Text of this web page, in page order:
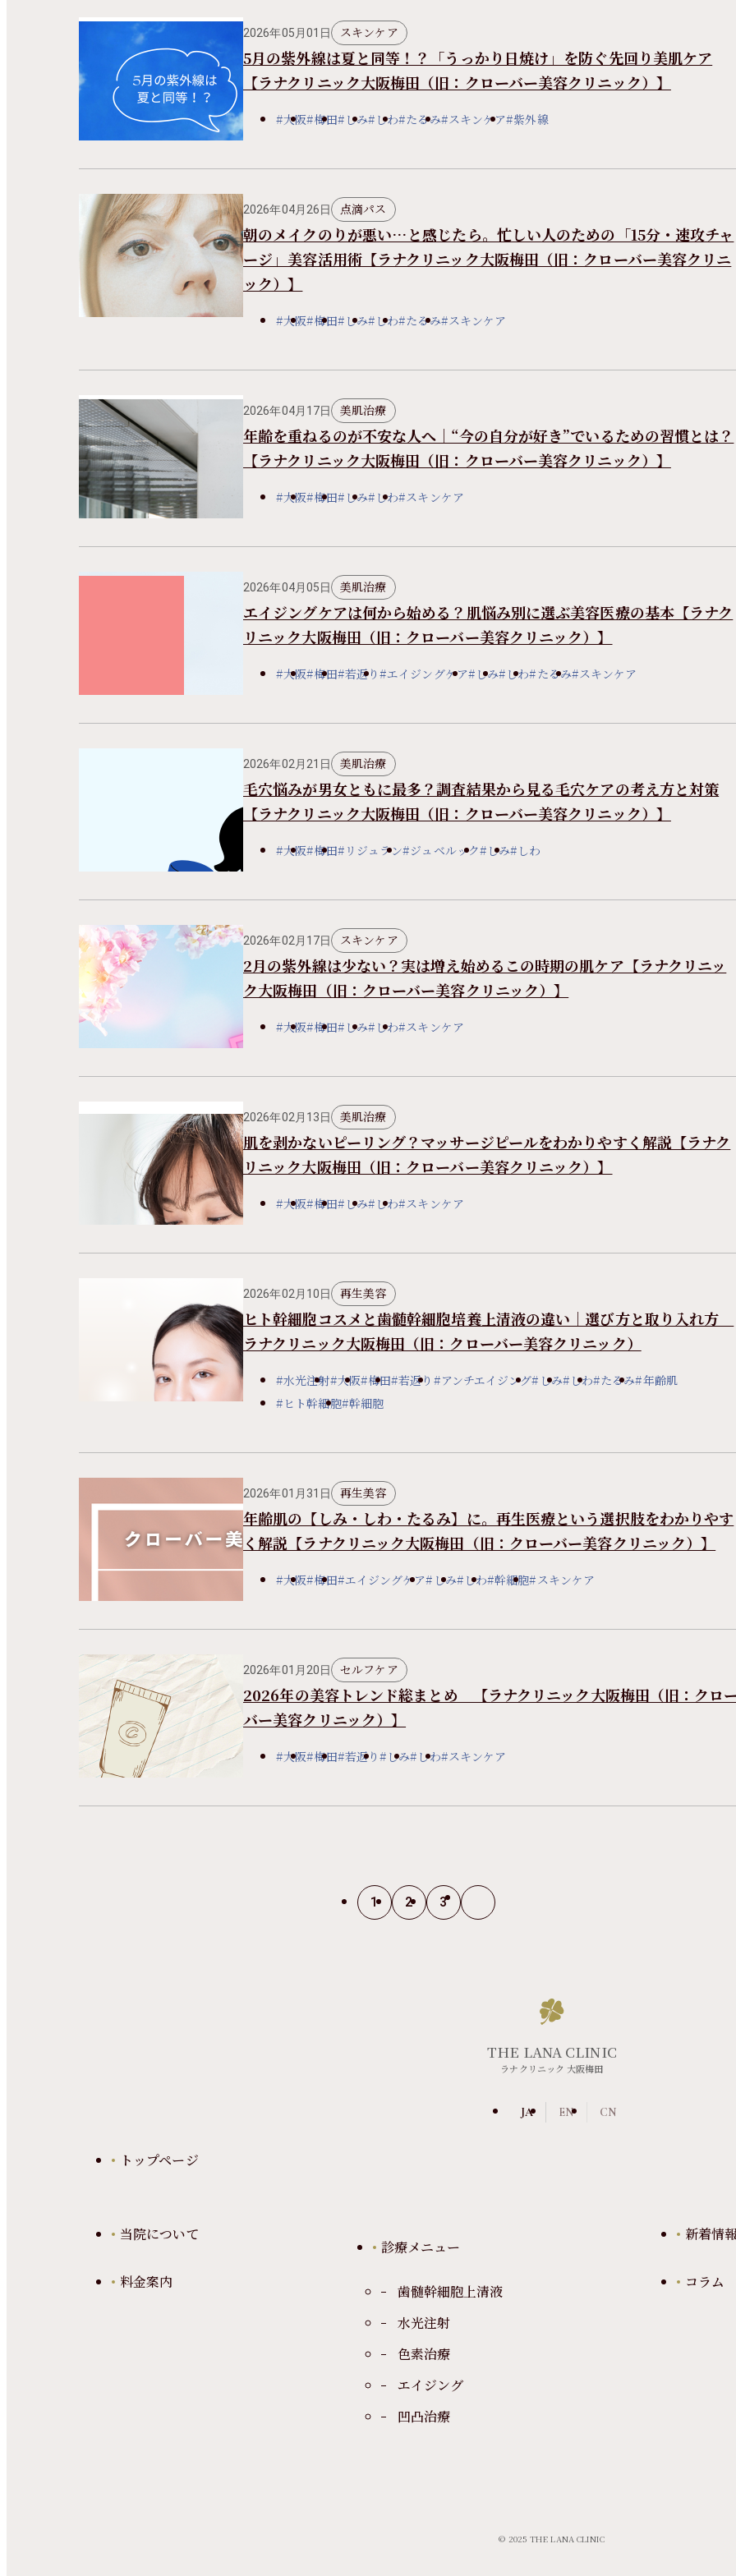
2026年05月01日 スキンケア
5月の紫外線は夏と同等！？「うっかり日焼け」を防ぐ先回り美肌ケア
【ラナクリニック大阪梅田（旧：クローバー美容クリニック）】
#大阪#梅田#しみ#しわ#たるみ#スキンケア#紫外線
2026年04月26日 点滴パス
朝のメイクのりが悪い…と感じたら。忙しい人のための「15分・速攻チャ
ージ」美容活用術【ラナクリニック大阪梅田（旧：クローバー美容クリニ
ック）】
#大阪#梅田#しみ#しわ#たるみ#スキンケア
2026年04月17日 美肌治療
年齢を重ねるのが不安な人へ｜“今の自分が好き”でいるための習慣とは？
【ラナクリニック大阪梅田（旧：クローバー美容クリニック）】
#大阪#梅田#しみ#しわ#スキンケア
2026年04月05日 美肌治療
エイジングケアは何から始める？肌悩み別に選ぶ美容医療の基本【ラナク
リニック大阪梅田（旧：クローバー美容クリニック）】
#大阪#梅田#若返り#エイジングケア#しみ#しわ#たるみ#スキンケア
2026年02月21日 美肌治療
毛穴悩みが男女ともに最多？調査結果から見る毛穴ケアの考え方と対策
【ラナクリニック大阪梅田（旧：クローバー美容クリニック）】
#大阪#梅田#リジュラン#ジュベルック#しみ#しわ
2026年02月17日 スキンケア
2月の紫外線は少ない？実は増え始めるこの時期の肌ケア【ラナクリニッ
ク大阪梅田（旧：クローバー美容クリニック）】
#大阪#梅田#しみ#しわ#スキンケア
2026年02月13日 美肌治療
肌を剥かないピーリング？マッサージピールをわかりやすく解説【ラナク
リニック大阪梅田（旧：クローバー美容クリニック）】
#大阪#梅田#しみ#しわ#スキンケア
2026年02月10日 再生美容
ヒト幹細胞コスメと歯髄幹細胞培養上清液の違い｜選び方と取り入れ方
ラナクリニック大阪梅田（旧：クローバー美容クリニック）
#水光注射#大阪#梅田#若返り #アンチエイジング#しみ#しわ#たるみ#年齢肌
#ヒト幹細胞#幹細胞
2026年01月31日 再生美容
年齢肌の【しみ・しわ・たるみ】に。再生医療という選択肢をわかりやす
く解説【ラナクリニック大阪梅田（旧：クローバー美容クリニック）】
#大阪#梅田#エイジングケア#しみ#しわ#幹細胞#スキンケア
2026年01月20日 セルフケア
2026年の美容トレンド総まとめ 【ラナクリニック大阪梅田（旧：クロ
バー美容クリニック）】
#大阪#梅田#若返り#しみ#しわ#スキンケア
1 2 3
THE LANA CLINIC
ラナクリニック 大阪梅田
JA EN CN
トップページ
当院について
料金案内
診療メニュー
歯髄幹細胞上清液
水光注射
色素治療
エイジング
凹凸治療
新着情
コラム
© 2025 THE LANA CLINIC